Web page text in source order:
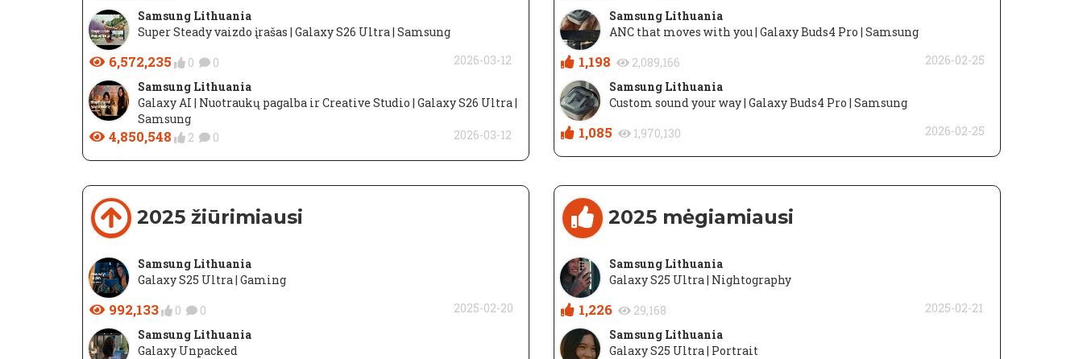
Samsung Lithuania
​Super Steady vaizdo įrašas | Galaxy S26 Ultra | Samsung
6,572,235 0 0
2026-03-12
Samsung Lithuania
​Galaxy AI | Nuotraukų pagalba ir Creative Studio | Galaxy S26 Ultra |
Samsung
4,850,548 2 0 2026-03-12
Samsung Lithuania
ANC that moves with you | Galaxy Buds4 Pro | Samsung
1,198 2,089,166
2026-02-25
Samsung Lithuania
Custom sound your way | Galaxy Buds4 Pro | Samsung
1,085 1,970,130 2026-02-25
2025 žiūrimiausi
Samsung Lithuania
Galaxy S25 Ultra | Gaming
992,133 0 0
2025-02-20
Samsung Lithuania
Galaxy Unpacked
2025 mėgiamiausi
Samsung Lithuania
Galaxy S25 Ultra | Nightography
1,226 29,168
2025-02-21
Samsung Lithuania
Galaxy S25 Ultra | Portrait